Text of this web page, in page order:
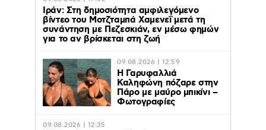
Ιράν: Στη δημοσιότητα αμφιλεγόμενο
βίντεο του Μοτζταμπά Χαμενεΐ μετά τη
συνάντηση με Πεζεσκιάν, εν μέσω φημών
για το αν βρίσκεται στη ζωή
09.08.2026 | 12:59
Η Γαρυφαλλιά
Καληφώνη πόζαρε στην
Πάρο με μαύρο μπικίνι –
Φωτογραφίες
09.08.2026 | 12:35